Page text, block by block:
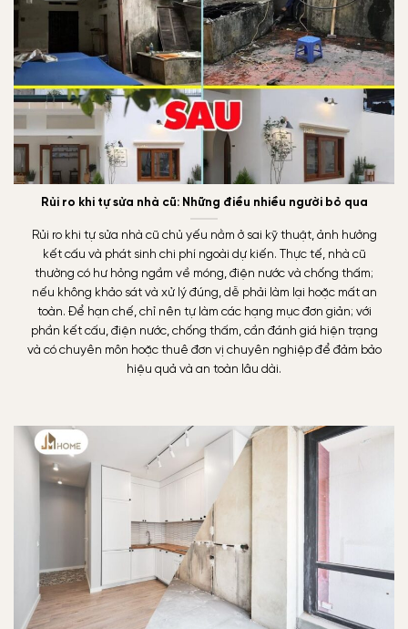
Rủi ro khi tự sửa nhà cũ: Những điều nhiều người bỏ qua
Rủi ro khi tự sửa nhà cũ chủ yếu nằm ở sai kỹ thuật, ảnh hưởng
kết cấu và phát sinh chi phí ngoài dự kiến. Thực tế, nhà cũ
thường có hư hỏng ngầm về móng, điện nước và chống thấm;
nếu không khảo sát và xử lý đúng, dễ phải làm lại hoặc mất an
toàn. Để hạn chế, chỉ nên tự làm các hạng mục đơn giản; với
phần kết cấu, điện nước, chống thấm, cần đánh giá hiện trạng
và có chuyên môn hoặc thuê đơn vị chuyên nghiệp để đảm bảo
hiệu quả và an toàn lâu dài.